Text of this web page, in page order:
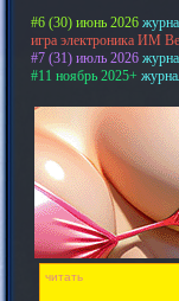
#6 (30) июнь 2026
игра электроника ИМ
#7 (31) июль 2026
#11 ноябрь 2025+
читать